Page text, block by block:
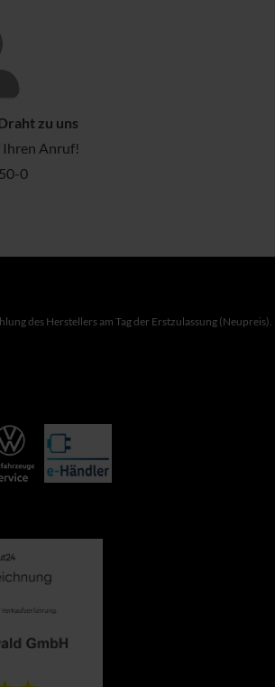
zu uns
Ihren Anruf!
0
des Herstellers am Tag der Erstzulassung (Neupreis).